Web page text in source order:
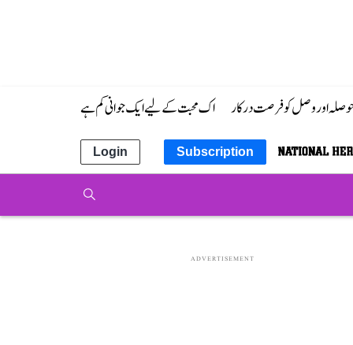
حوصلہ اور وصل کو فرصت درکار اک محبت کے لیے ایک جوانی کم ہے
Subscription
Login
ADVERTISEMENT